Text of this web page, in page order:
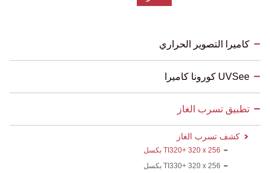
كاميرا التصوير الحراري
UVSee كورونا كاميرا
تطبيق تسرب الغاز
كشف تسرب الغاز
TI320+ 320 x 256 بكسل
TI330+ 320 x 256 بكسل